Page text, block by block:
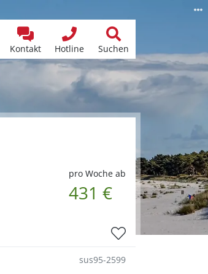
Kontakt Hotline Suchen
pro Woche ab
431 €
sus95-2599